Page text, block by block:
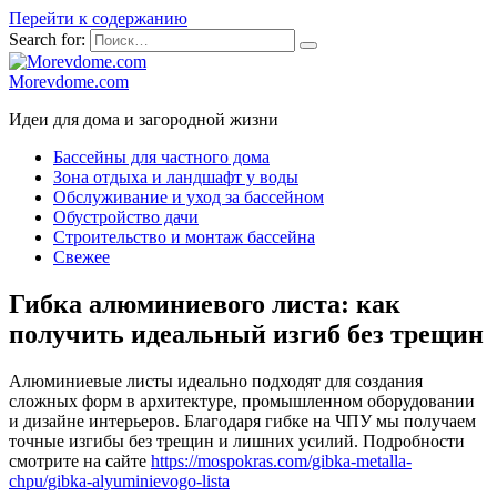
Перейти к содержанию
Search for:
Morevdome.com
Идеи для дома и загородной жизни
Бассейны для частного дома
Зона отдыха и ландшафт у воды
Обслуживание и уход за бассейном
Обустройство дачи
Строительство и монтаж бассейна
Свежее
Гибка алюминиевого листа: как
получить идеальный изгиб без трещин
Алюминиевые листы идеально подходят для создания
сложных форм в архитектуре, промышленном оборудовании
и дизайне интерьеров. Благодаря гибке на ЧПУ мы получаем
точные изгибы без трещин и лишних усилий. Подробности
смотрите на сайте https://mospokras.com/gibka-metalla-
chpu/gibka-alyuminievogo-lista